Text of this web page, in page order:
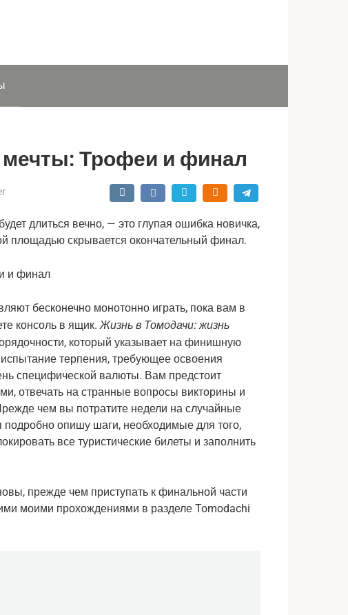
мечты: Трофеи и финал
длиться вечно, — это глупая ошибка новичка,
площадью скрывается окончательный финал.
бесконечно монотонно играть, пока вам в
консоль в ящик. Жизнь в Томодачи: жизнь
который указывает на финишную
терпения, требующее освоения
специфической валюты. Вам предстоит
отвечать на странные вопросы викторины и
чем вы потратите недели на случайные
подробно опишу шаги, необходимые для того,
все туристические билеты и заполнить
прежде чем приступать к финальной части
моими прохождениями в разделе Tomodachi